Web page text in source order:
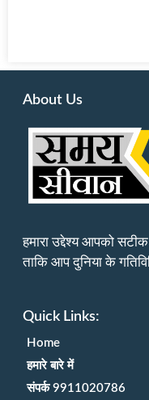
About Us
हमारा उद्देश्य आपको
ताकि आप दुनिया के
Quick Links:
Home
हमारे बारे में
संपर्क 9911020786